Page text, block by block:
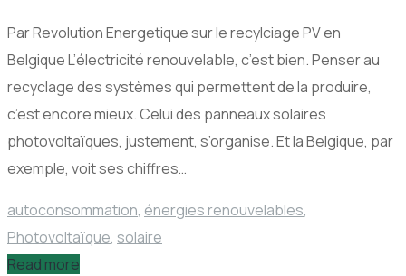
Par Revolution Energetique sur le recylciage PV en
Belgique L’électricité renouvelable, c’est bien. Penser au
recyclage des systèmes qui permettent de la produire,
c’est encore mieux. Celui des panneaux solaires
photovoltaïques, justement, s’organise. Et la Belgique, par
exemple, voit ses chiffres…
autoconsommation, énergies renouvelables,
Photovoltaïque, solaire
Read more